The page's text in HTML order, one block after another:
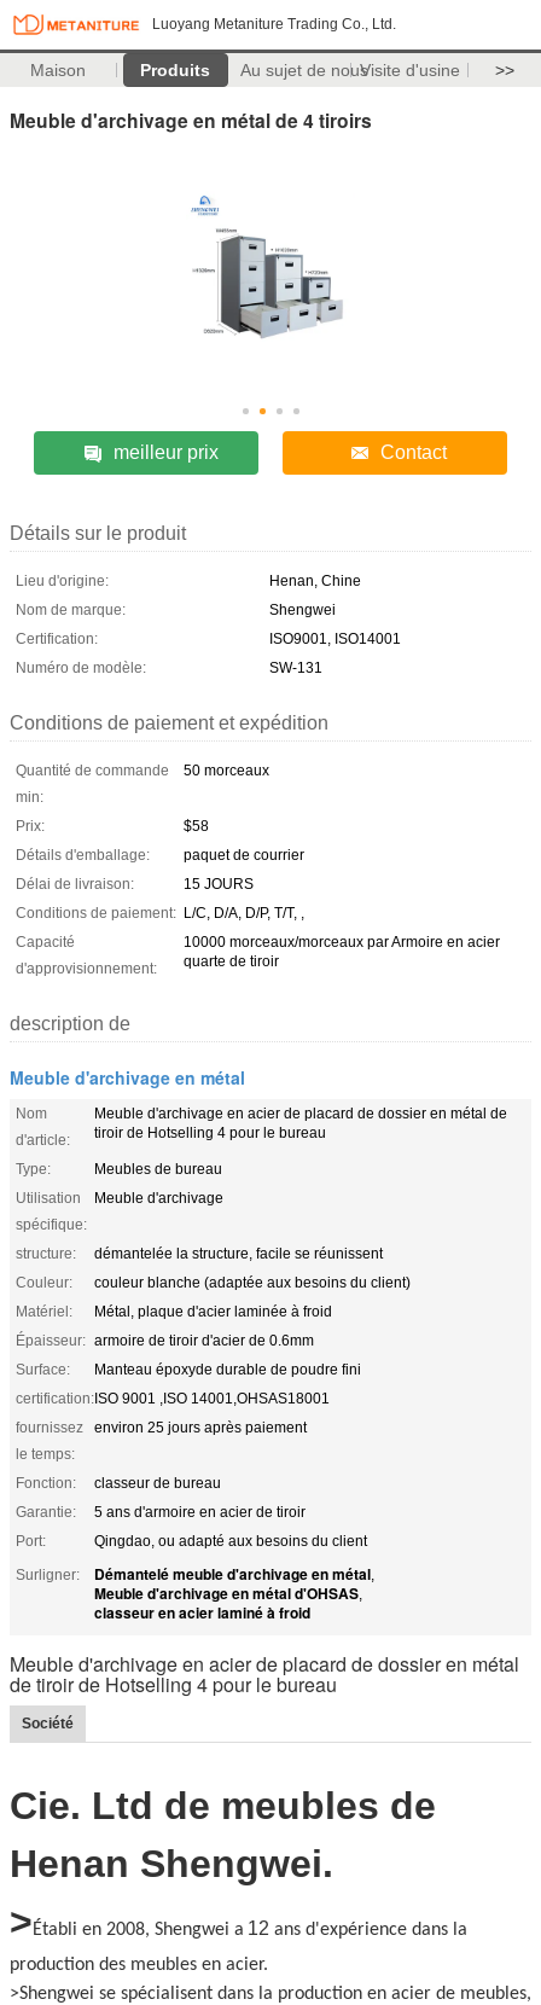
Luoyang Metaniture Trading Co., Ltd.
Maison Produits Au sujet de nousVisite d'usine >>
Meuble d'archivage en métal de 4 tiroirs
meilleur prix Contact
Détails sur le produit
Lieu d'origine:
Henan, Chine
Nom de marque:
Shengwei
Certification:
ISO9001, ISO14001
Numéro de modèle:
SW-131
Conditions de paiement et expédition
Quantité de commande
min:
50 morceaux
Prix:
$58
Détails d'emballage:
paquet de courrier
Délai de livraison:
15 JOURS
Conditions de paiement: L/C, D/A, D/P, T/T, ,
Capacité
d'approvisionnement:
10000 morceaux/morceaux par Armoire en acier
quarte de tiroir
description de
Meuble d'archivage en métal
Nom
d'article:
Meuble d'archivage en acier de placard de dossier en métal de
tiroir de Hotselling 4 pour le bureau
Type:
Meubles de bureau
Utilisation
spécifique:
Meuble d'archivage
structure:
démantelée la structure, facile se réunissent
Couleur:
couleur blanche (adaptée aux besoins du client)
Matériel:
Métal, plaque d'acier laminée à froid
Épaisseur: armoire de tiroir d'acier de 0.6mm
Surface:
Manteau époxyde durable de poudre fini
certification:ISO 9001 ,ISO 14001,OHSAS18001
fournissez
le temps:
environ 25 jours après paiement
Fonction:
classeur de bureau
Garantie:
5 ans d'armoire en acier de tiroir
Port:
Qingdao, ou adapté aux besoins du client
Surligner:
Démantelé meuble d'archivage en métal,
Meuble d'archivage en métal d'OHSAS,
classeur en acier laminé à froid
Meuble d'archivage en acier de placard de dossier en métal
de tiroir de Hotselling 4 pour le bureau
Société
Cie. Ltd de meubles de
Henan Shengwei.
>Établi en 2008, Shengwei a 12 ans d'expérience dans la
production des meubles en acier.
>Shengwei se spécialisent dans la production en acier de meubles,